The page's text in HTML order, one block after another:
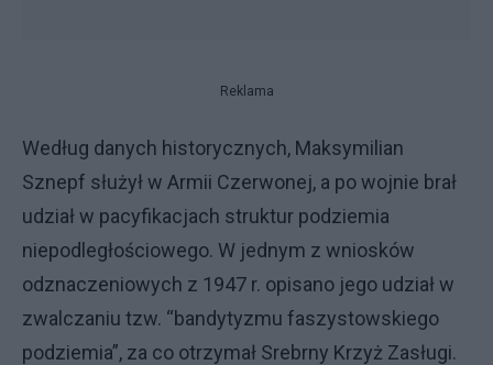
Reklama
Według danych historycznych, Maksymilian
Sznepf służył w Armii Czerwonej, a po wojnie brał
udział w pacyfikacjach struktur podziemia
niepodległościowego. W jednym z wniosków
odznaczeniowych z 1947 r. opisano jego udział w
zwalczaniu tzw. “bandytyzmu faszystowskiego
podziemia”, za co otrzymał Srebrny Krzyż Zasługi.